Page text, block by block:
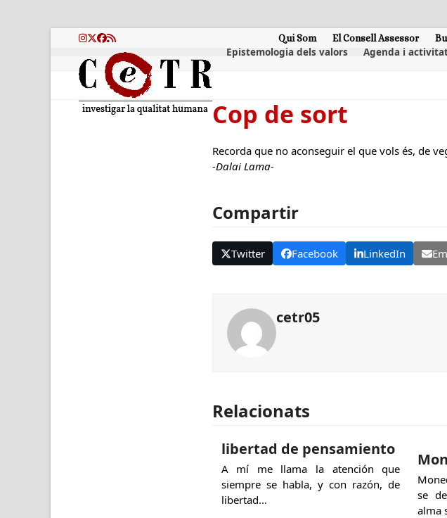
Instagram
Twitter
Facebook
RSS Qui Som El Consell Assessor
Epistemologia dels valors Agenda i
Cop de sort
Recorda que no aconseguir el que vols és, de
-Dalai Lama-
Compartir
Twitter Facebook LinkedIn
cetr05
Relacionats
libertad de pensamiento
A mí me llama la atención que
siempre se habla, y con razón, de
libertad…
se
alma